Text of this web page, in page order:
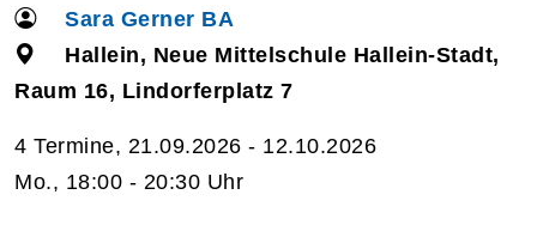
Sara Gerner BA
Hallein, Neue Mittelschule Hallein-Stadt,
Raum 16, Lindorferplatz 7
4 Termine, 21.09.2026 - 12.10.2026
Mo., 18:00 - 20:30 Uhr